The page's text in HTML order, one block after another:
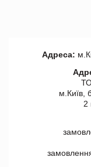
Адреса:
м.Київ,
2